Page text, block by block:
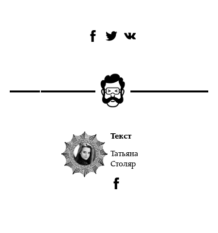
Текст
Татьяна
Столяр